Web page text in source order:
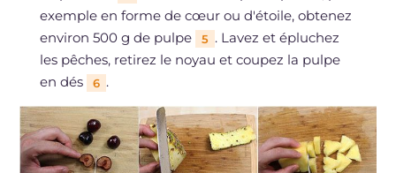
exemple en forme de cœur ou d'étoile, obtenez
environ 500 g de pulpe
5 . Lavez et épluchez
les pêches, retirez le noyau et coupez la pulpe
en dés
6 .